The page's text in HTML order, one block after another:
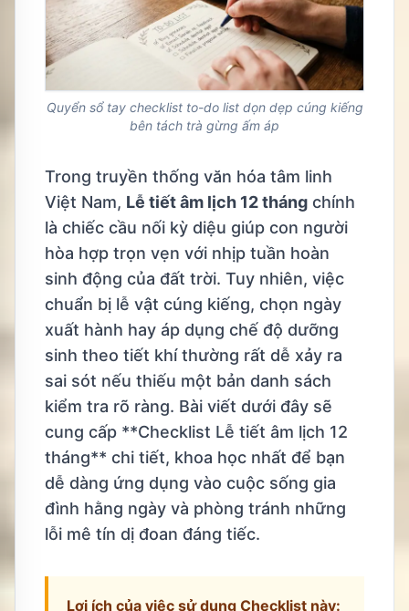
Quyển sổ tay checklist to-do list dọn dẹp cúng kiếng
bên tách trà gừng ấm áp
Trong truyền thống văn hóa tâm linh
Việt Nam, Lễ tiết âm lịch 12 tháng chính
là chiếc cầu nối kỳ diệu giúp con người
hòa hợp trọn vẹn với nhịp tuần hoàn
sinh động của đất trời. Tuy nhiên, việc
chuẩn bị lễ vật cúng kiếng, chọn ngày
xuất hành hay áp dụng chế độ dưỡng
sinh theo tiết khí thường rất dễ xảy ra
sai sót nếu thiếu một bản danh sách
kiểm tra rõ ràng. Bài viết dưới đây sẽ
cung cấp **Checklist Lễ tiết âm lịch 12
tháng** chi tiết, khoa học nhất để bạn
dễ dàng ứng dụng vào cuộc sống gia
đình hằng ngày và phòng tránh những
lỗi mê tín dị đoan đáng tiếc.
Lợi ích của việc sử dụng Checklist này: